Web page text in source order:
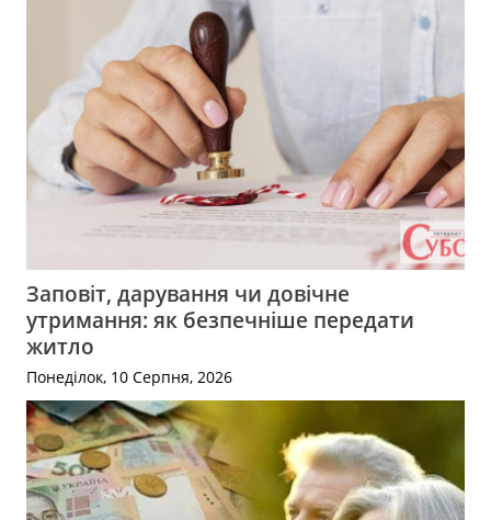
Заповіт, дарування чи довічне
утримання: як безпечніше передати
житло
Понеділок, 10 Серпня, 2026